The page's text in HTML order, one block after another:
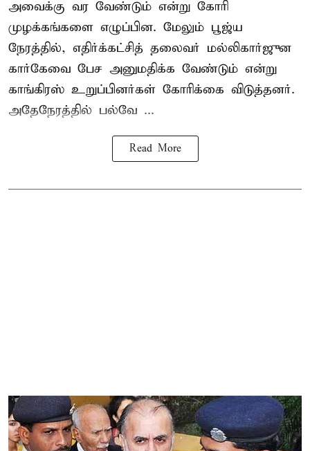
அவைக்கு வர வேண்டும் என்று கோரி
முழக்கங்களை எழுப்பின. மேலும் பூஜ்ய
நேரத்தில், எதிர்க்கட்சித் தலைவர் மல்லிகார்ஜுன
கார்கேவை பேச அனுமதிக்க வேண்டும் என்று
காங்கிரஸ் உறுப்பினர்கள் கோரிக்கை விடுத்தனர்.
அதேநேரத்தில் பல்வே ...
Read More